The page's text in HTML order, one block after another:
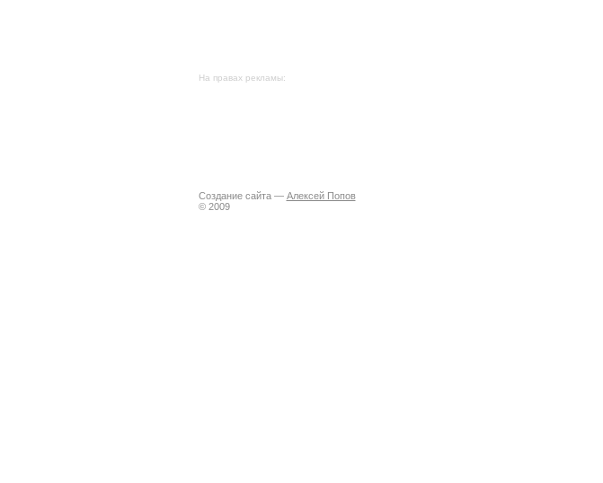
На правах рекламы:
Создание сайта — Алексей Попов
© 2009